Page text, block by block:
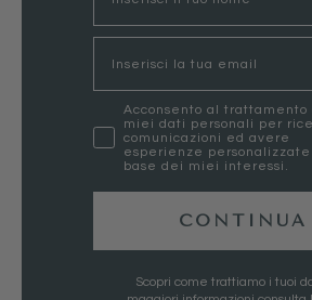
marketing
Acconsento al trattamento
miei dati personali per
comunicazioni ed avere
esperienze personalizzate
base dei miei interessi.
CONTINUA
Scopri come trattiamo i tuoi